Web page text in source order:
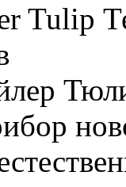
Tulip